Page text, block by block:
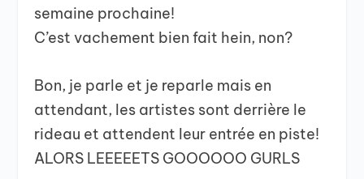
semaine prochaine!
C’est vachement bien fait hein, non?
Bon, je parle et je reparle mais en
attendant, les artistes sont derrière le
rideau et attendent leur entrée en piste!
ALORS LEEEEETS GOOOOOO GURLS